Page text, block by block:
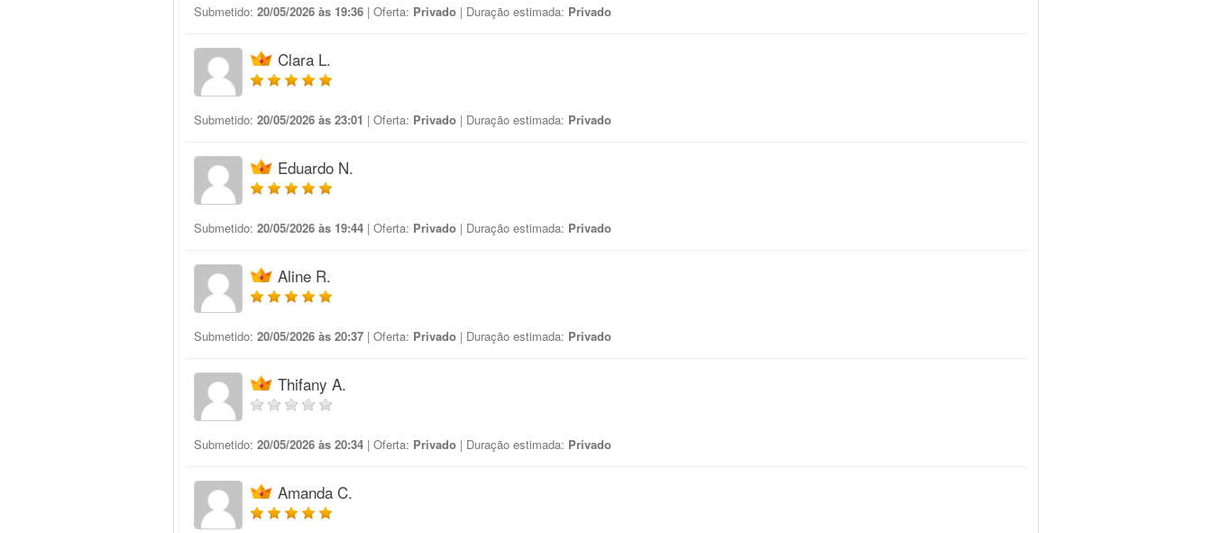
Submetido: 20/05/2026 às 19:36 | Oferta: Privado | Duração estimada: Privado
Clara L.
Submetido: 20/05/2026 às 23:01 | Oferta: Privado | Duração estimada: Privado
Eduardo N.
Submetido: 20/05/2026 às 19:44 | Oferta: Privado | Duração estimada: Privado
Aline R.
Submetido: 20/05/2026 às 20:37 | Oferta: Privado | Duração estimada: Privado
Thifany A.
Submetido: 20/05/2026 às 20:34 | Oferta: Privado | Duração estimada: Privado
Amanda C.